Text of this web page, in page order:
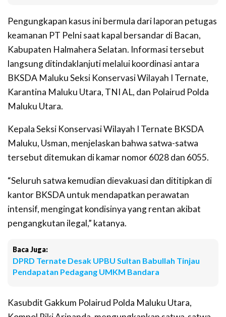
Pengungkapan kasus ini bermula dari laporan petugas
keamanan PT Pelni saat kapal bersandar di Bacan,
Kabupaten Halmahera Selatan. Informasi tersebut
langsung ditindaklanjuti melalui koordinasi antara
BKSDA Maluku Seksi Konservasi Wilayah I Ternate,
Karantina Maluku Utara, TNI AL, dan Polairud Polda
Maluku Utara.
Kepala Seksi Konservasi Wilayah I Ternate BKSDA
Maluku, Usman, menjelaskan bahwa satwa-satwa
tersebut ditemukan di kamar nomor 6028 dan 6055.
“Seluruh satwa kemudian dievakuasi dan dititipkan di
kantor BKSDA untuk mendapatkan perawatan
intensif, mengingat kondisinya yang rentan akibat
pengangkutan ilegal,” katanya.
Baca Juga:
DPRD Ternate Desak UPBU Sultan Babullah Tinjau
Pendapatan Pedagang UMKM Bandara
Kasubdit Gakkum Polairud Polda Maluku Utara,